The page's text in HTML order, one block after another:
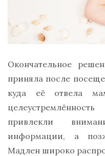
Окончательное
приняла после
куда её отвела
привлекли
информации, а
Мадлен широко